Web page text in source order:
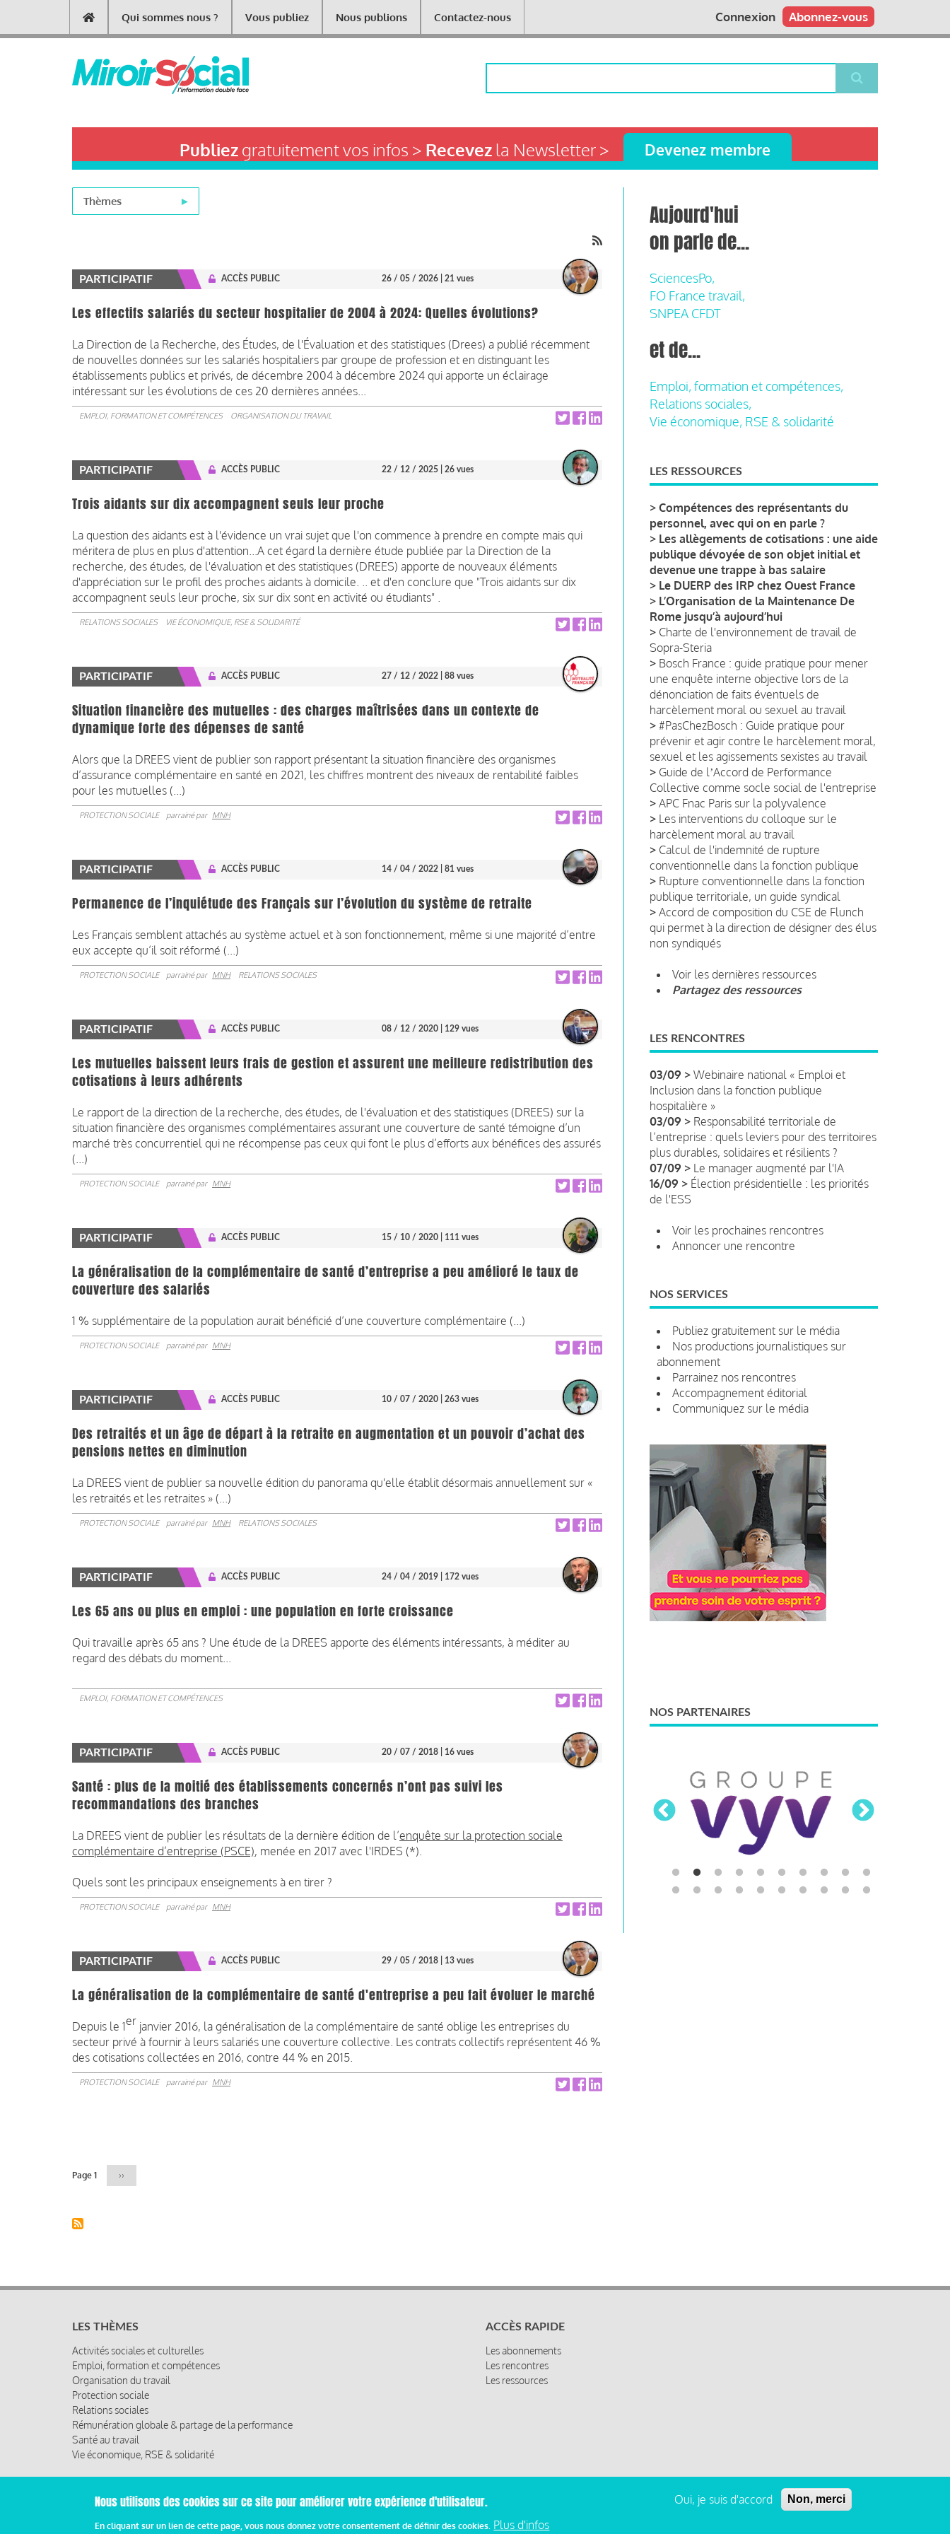
contenu
Main
navigation
Qui sommes nous ? Vous publiez Nous publions Contactez-nous Abonnez-vous
Connexion
Publiezgratuitement vos infos > Recevezla Newsletter > Devenez membre
Thèmes
PARTICIPATIF ACCÈS PUBLIC 26 / 05 / 2026 | 21 vues
Les effectifs salariés du secteur hospitalier de 2004 à 2024: Quelles évolutions?
La Direction de la Recherche, des Études, de l'Évaluation et des statistiques (Drees) a publié récemment
de nouvelles données sur les salariés hospitaliers par groupe de profession et en distinguant les
établissements publics et privés, de décembre 2004 à décembre 2024 qui apporte un éclairage
intéressant sur les évolutions de ces 20 dernières années...
EMPLOI, FORMATION ET COMPÉTENCES ORGANISATION DU TRAVAIL
PARTICIPATIF ACCÈS PUBLIC 22 / 12 / 2025 | 26 vues
Trois aidants sur dix accompagnent seuls leur proche
La question des aidants est à l'évidence un vrai sujet que l'on commence à prendre en compte mais qui
méritera de plus en plus d'attention...A cet égard la dernière étude publiée par la Direction de la
recherche, des études, de l'évaluation et des statistiques (DREES) apporte de nouveaux éléments
d'appréciation sur le profil des proches aidants à domicile. .. et d'en conclure que "Trois aidants sur dix
accompagnent seuls leur proche, six sur dix sont en activité ou étudiants" .
RELATIONS SOCIALES VIE ÉCONOMIQUE, RSE & SOLIDARITÉ
PARTICIPATIF ACCÈS PUBLIC 27 / 12 / 2022 | 88 vues
Situation financière des mutuelles : des charges maîtrisées dans un contexte de
dynamique forte des dépenses de santé
Alors que la DREES vient de publier son rapport présentant la situation financière des organismes
d’assurance complémentaire en santé en 2021, les chiffres montrent des niveaux de rentabilité faibles
pour les mutuelles (...)
PROTECTION SOCIALE parrainé par MNH
PARTICIPATIF ACCÈS PUBLIC 14 / 04 / 2022 | 81 vues
Permanence de l’inquiétude des Français sur l’évolution du système de retraite
Les Français semblent attachés au système actuel et à son fonctionnement, même si une majorité d’entre
eux accepte qu’il soit réformé (...)
PROTECTION SOCIALE parrainé par MNH RELATIONS SOCIALES
PARTICIPATIF ACCÈS PUBLIC 08 / 12 / 2020 | 129 vues
Les mutuelles baissent leurs frais de gestion et assurent une meilleure redistribution des
cotisations à leurs adhérents
Le rapport de la direction de la recherche, des études, de l'évaluation et des statistiques (DREES) sur la
situation financière des organismes complémentaires assurant une couverture de santé témoigne d’un
marché très concurrentiel qui ne récompense pas ceux qui font le plus d’efforts aux bénéfices des assurés
(...)
PROTECTION SOCIALE parrainé par MNH
PARTICIPATIF ACCÈS PUBLIC 15 / 10 / 2020 | 111 vues
La généralisation de la complémentaire de santé d’entreprise a peu amélioré le taux de
couverture des salariés
1 % supplémentaire de la population aurait bénéficié d’une couverture complémentaire (...)
PROTECTION SOCIALE parrainé par MNH
PARTICIPATIF ACCÈS PUBLIC 10 / 07 / 2020 | 263 vues
Des retraités et un âge de départ à la retraite en augmentation et un pouvoir d’achat des
pensions nettes en diminution
La DREES vient de publier sa nouvelle édition du panorama qu'elle établit désormais annuellement sur «
les retraités et les retraites » (...)
PROTECTION SOCIALE parrainé par MNH RELATIONS SOCIALES
PARTICIPATIF ACCÈS PUBLIC 24 / 04 / 2019 | 172 vues
Les 65 ans ou plus en emploi : une population en forte croissance
Qui travaille après 65 ans ? Une étude de la DREES apporte des éléments intéressants, à méditer au
regard des débats du moment...
EMPLOI, FORMATION ET COMPÉTENCES
PARTICIPATIF ACCÈS PUBLIC 20 / 07 / 2018 | 16 vues
Santé : plus de la moitié des établissements concernés n’ont pas suivi les
recommandations des branches
La DREES vient de publier les résultats de la dernière édition de l’enquête sur la protection sociale
complémentaire d’entreprise (PSCE), menée en 2017 avec l'IRDES (*).
Quels sont les principaux enseignements à en tirer ?
PROTECTION SOCIALE parrainé par MNH
PARTICIPATIF ACCÈS PUBLIC 29 / 05 / 2018 | 13 vues
La généralisation de la complémentaire de santé d'entreprise a peu fait évoluer le marché
Depuis le 1er janvier 2016, la généralisation de la complémentaire de santé oblige les entreprises du
secteur privé à fournir à leurs salariés une couverture collective. Les contrats collectifs représentent 46 %
des cotisations collectées en 2016, contre 44 % en 2015.
PROTECTION SOCIALE parrainé par MNH
Page 1
Page
suivante
››
Aujourd'hui
on parle de...
SciencesPo,
FO France travail,
SNPEA CFDT
et de...
Emploi, formation et compétences,
Relations sociales,
Vie économique, RSE & solidarité
LES RESSOURCES
> Compétences des représentants du
personnel, avec qui on en parle ?
> Les allègements de cotisations : une aide
publique dévoyée de son objet initial et
devenue une trappe à bas salaire
> Le DUERP des IRP chez Ouest France
> L’Organisation de la Maintenance De
Rome jusqu’à aujourd’hui
> Charte de l'environnement de travail de
Sopra-Steria
> Bosch France : guide pratique pour mener
une enquête interne objective lors de la
dénonciation de faits éventuels de
harcèlement moral ou sexuel au travail
> #PasChezBosch : Guide pratique pour
prévenir et agir contre le harcèlement moral,
sexuel et les agissements sexistes au travail
> Guide de lʼAccord de Performance
Collective comme socle social de l'entreprise
> APC Fnac Paris sur la polyvalence
> Les interventions du colloque sur le
harcèlement moral au travail
> Calcul de l'indemnité de rupture
conventionnelle dans la fonction publique
> Rupture conventionnelle dans la fonction
publique territoriale, un guide syndical
> Accord de composition du CSE de Flunch
qui permet à la direction de désigner des élus
non syndiqués
Voir les dernières ressources
Partagez des ressources
LES RENCONTRES
03/09 > Webinaire national « Emploi et
Inclusion dans la fonction publique
hospitalière »
03/09 > Responsabilité territoriale de
l’entreprise : quels leviers pour des territoires
plus durables, solidaires et résilients ?
07/09 > Le manager augmenté par l'IA
16/09 > Élection présidentielle : les priorités
de l'ESS
Voir les prochaines rencontres
Annoncer une rencontre
NOS SERVICES
Publiez gratuitement sur le média
Nos productions journalistiques sur
abonnement
Parrainez nos rencontres
Accompagnement éditorial
Communiquez sur le média
NOS PARTENAIRES
LES THÈMES
Activités sociales et culturelles
Emploi, formation et compétences
Organisation du travail
Protection sociale
Relations sociales
Rémunération globale & partage de la performance
Santé au travail
Vie économique, RSE & solidarité
ACCÈS RAPIDE
Les abonnements
Les rencontres
Les ressources
Mentions légales et condition générale d’utilisation et d’abonnement
Nous utilisons des cookies sur ce site pour améliorer votre expérience d'utilisateur.
En cliquant sur un lien de cette page, vous nous donnez votre consentement de définir des cookies. Plus d'infos
Oui, je suis d'accord Non, merci